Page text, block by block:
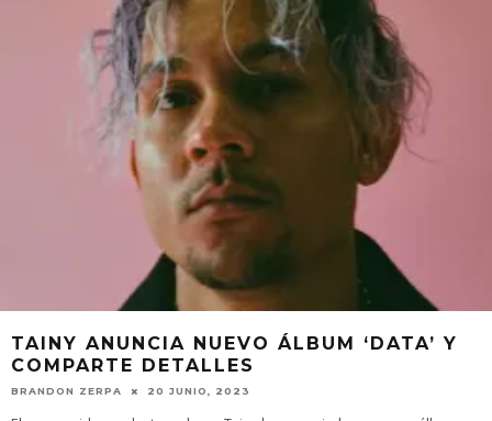
TAINY ANUNCIA NUEVO ÁLBUM ‘DATA’ Y
COMPARTE DETALLES
BRANDON ZERPA 20 JUNIO, 2023